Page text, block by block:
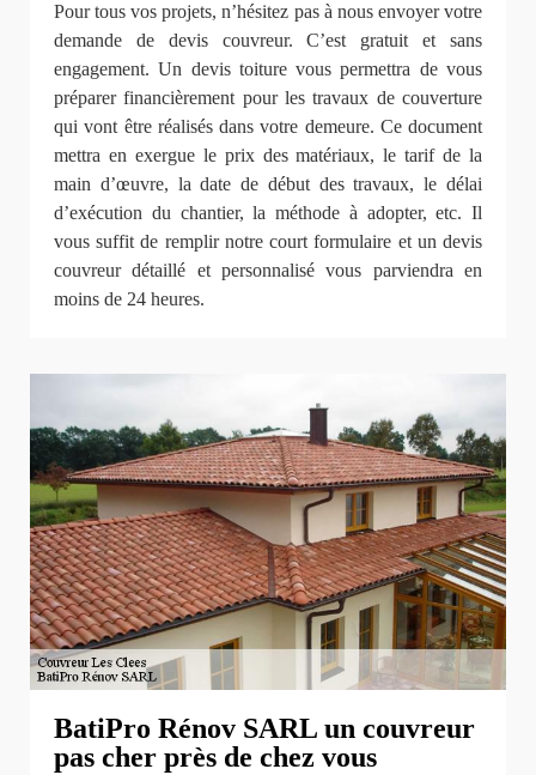
Pour tous vos projets, n’hésitez pas à nous envoyer votre
demande de devis couvreur. C’est gratuit et sans
engagement. Un devis toiture vous permettra de vous
préparer financièrement pour les travaux de couverture
qui vont être réalisés dans votre demeure. Ce document
mettra en exergue le prix des matériaux, le tarif de la
main d’œuvre, la date de début des travaux, le délai
d’exécution du chantier, la méthode à adopter, etc. Il
vous suffit de remplir notre court formulaire et un devis
couvreur détaillé et personnalisé vous parviendra en
moins de 24 heures.
BatiPro Rénov SARL un couvreur
pas cher près de chez vous